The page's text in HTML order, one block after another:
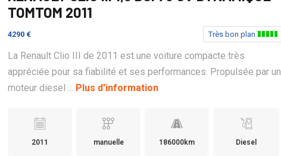
TOMTOM 2011
4290 € Très bon plan
La Renault Clio III de 2011 est une voiture compacte très
appréciée pour sa fiabilité et ses performances. Propulsée par un
moteur diesel ... Plus d'information
2011 manuelle 186000km Diesel